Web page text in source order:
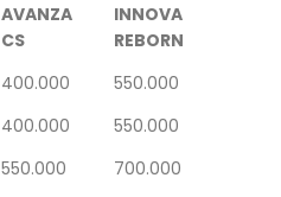
AVANZA
CS
INNOVA
REBORN
400.000
550.000
400.000
550.000
550.000
700.000